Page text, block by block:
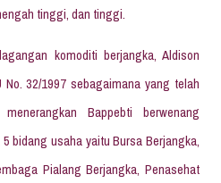
tinggi, dan tinggi.
komoditi berjangka, Aldison
32/1997 sebagaimana yang telah
Bappebti berwenang
bidang usaha yaitu Bursa Berjangka,
Pialang Berjangka, Penasehat